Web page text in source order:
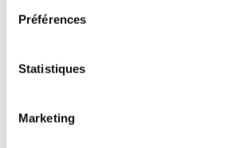
Préférences
Statistiques
Marketing